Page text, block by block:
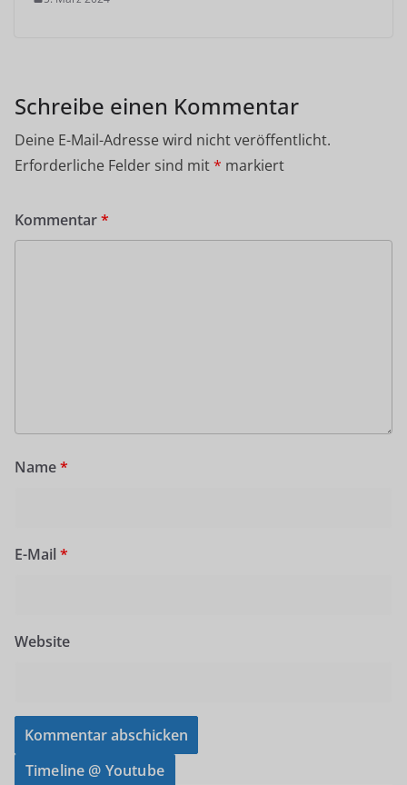
Schreibe einen Kommentar
Deine E-Mail-Adresse wird nicht veröffentlicht.
Erforderliche Felder sind mit* markiert
Kommentar*
Name*
E-Mail *
Website
Timeline @ Youtube